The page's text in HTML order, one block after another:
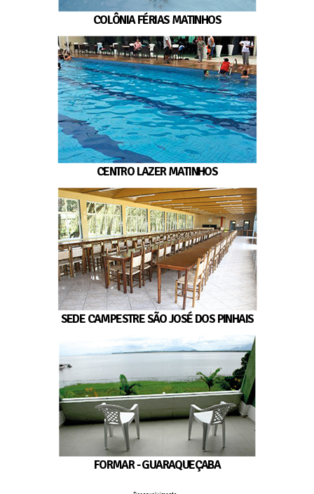
COLÔNIA FÉRIAS MATINHOS
CENTRO LAZER MATINHOS
SEDE CAMPESTRE SÃO JOSÉ DOS PINHAIS
FORMAR - GUARAQUEÇABA